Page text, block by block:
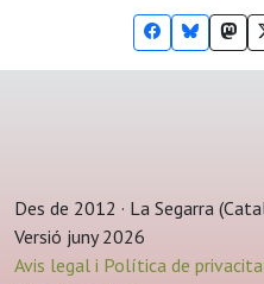
Des de 2012 · La Segarra
Versió juny 2026
Avis legal i Política de